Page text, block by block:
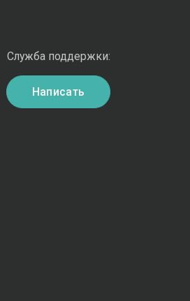
Служба поддержки:
Написать